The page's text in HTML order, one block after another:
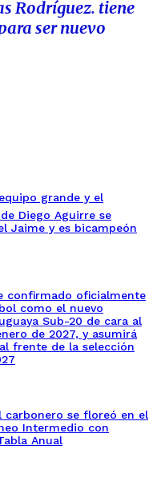
Rodríguez. tiene
ser nuevo
grande y el
Diego Aguirre se
Jaime y es bicampeón
confirmado oficialmente
como el nuevo
Sub-20 de cara al
de 2027, y asumirá
frente de la selección
carbonero se floreó en el
Intermedio con
Anual